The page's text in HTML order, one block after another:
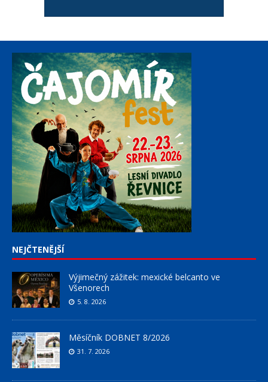
NEJČTENĚJŠÍ
Výjimečný zážitek: mexické belcanto ve
Všenorech
5. 8. 2026
Měsíčník DOBNET 8/2026
31. 7. 2026